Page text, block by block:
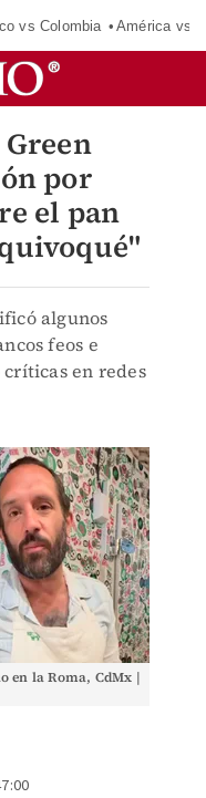
vs Colombia América vs
por
el pan
algunos
feos e
en redes
en la Roma, CdMx |